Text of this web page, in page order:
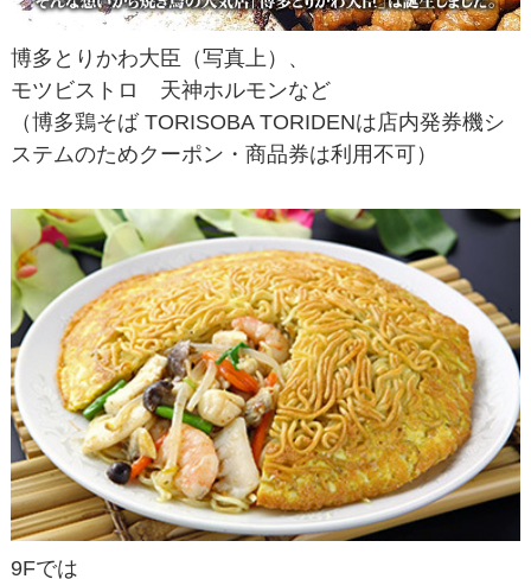
博多とりかわ大臣（写真上）、
モツビストロ 天神ホルモンなど
（博多鶏そば TORISOBA TORIDENは店内発券機シ
ステムのためクーポン・商品券は利用不可）
9Fでは